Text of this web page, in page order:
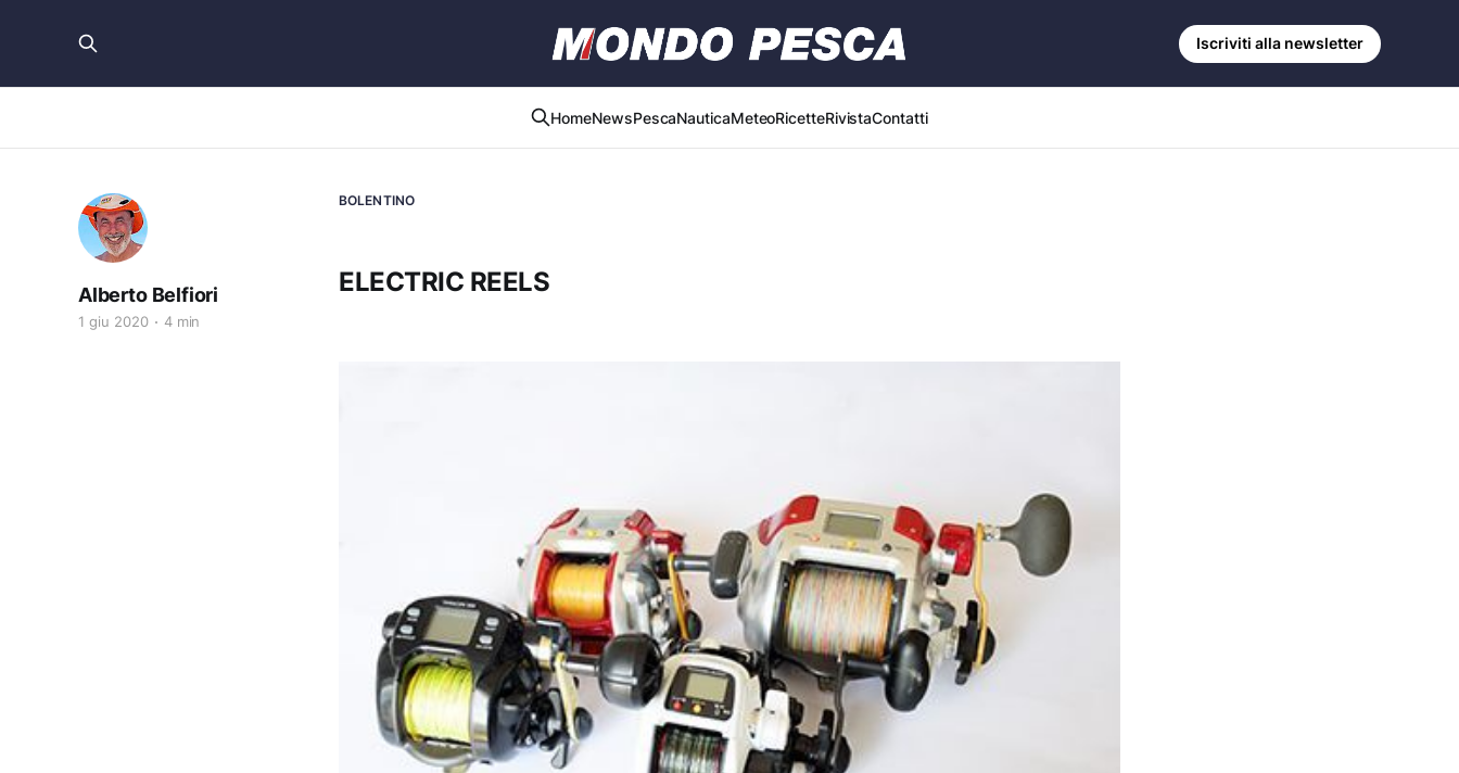
HomeNewsPescaNauticaMeteoRicetteRivistaContatti
Iscriviti alla newsletter
BOLENTINO
ELECTRIC REELS
Alberto Belfiori
1 giu 2020 4 min